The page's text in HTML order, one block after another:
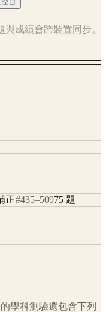
成績會跨裝置同步。
正#435–50975題
的學科測驗還包含下列